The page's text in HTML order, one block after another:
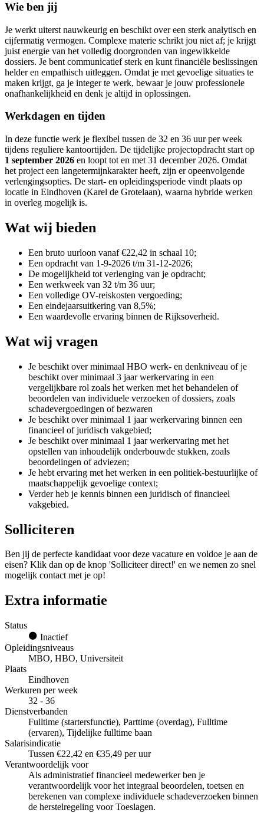
Wie ben jij
Je werkt uiterst nauwkeurig en beschikt over een sterk analytisch en
cijfermatig vermogen. Complexe materie schrikt jou niet af; je krijgt
juist energie van het volledig doorgronden van ingewikkelde
dossiers. Je bent communicatief sterk en kunt financiële beslissingen
helder en empathisch uitleggen. Omdat je met gevoelige situaties te
maken krijgt, ga je integer te werk, bewaar je jouw professionele
onafhankelijkheid en denk je altijd in oplossingen.
Werkdagen en tijden
In deze functie werk je flexibel tussen de 32 en 36 uur per week
tijdens reguliere kantoortijden. De tijdelijke projectopdracht start op
1 september 2026 en loopt tot en met 31 december 2026. Omdat
het project een langetermijnkarakter heeft, zijn er opeenvolgende
verlengingsopties. De start- en opleidingsperiode vindt plaats op
locatie in Eindhoven (Karel de Grotelaan), waarna hybride werken
in overleg mogelijk is.
Wat wij bieden
Een bruto uurloon vanaf €22,42 in schaal 10;
Een opdracht van 1-9-2026 t/m 31-12-2026;
De mogelijkheid tot verlenging van je opdracht;
Een werkweek van 32 t/m 36 uur;
Een volledige OV-reiskosten vergoeding;
Een eindejaarsuitkering van 8,5%;
Een waardevolle ervaring binnen de Rijksoverheid.
Wat wij vragen
Je beschikt over minimaal HBO werk- en denkniveau of je
beschikt over minimaal 3 jaar werkervaring in een
vergelijkbare rol zoals het werken met het behandelen of
beoordelen van individuele verzoeken of dossiers, zoals
schadevergoedingen of bezwaren
Je beschikt over minimaal 1 jaar werkervaring binnen een
financieel of juridisch vakgebied;
Je beschikt over minimaal 1 jaar werkervaring met het
opstellen van inhoudelijk onderbouwde stukken, zoals
beoordelingen of adviezen;
Je hebt ervaring met het werken in een politiek-bestuurlijke of
maatschappelijk gevoelige context;
Verder heb je kennis binnen een juridisch of financieel
vakgebied.
Solliciteren
Ben jij de perfecte kandidaat voor deze vacature en voldoe je aan de
eisen? Klik dan op de knop 'Solliciteer direct!' en we nemen zo snel
mogelijk contact met je op!
Extra informatie
Status
Inactief
Opleidingsniveaus
MBO, HBO, Universiteit
Plaats
Eindhoven
Werkuren per week
32 - 36
Dienstverbanden
Fulltime (startersfunctie), Parttime (overdag), Fulltime
(ervaren), Tijdelijke fulltime baan
Salarisindicatie
Tussen €22,42 en €35,49 per uur
Verantwoordelijk voor
Als administratief financieel medewerker ben je
verantwoordelijk voor het integraal beoordelen, toetsen en
berekenen van complexe individuele schadeverzoeken binnen
de herstelregeling voor Toeslagen.